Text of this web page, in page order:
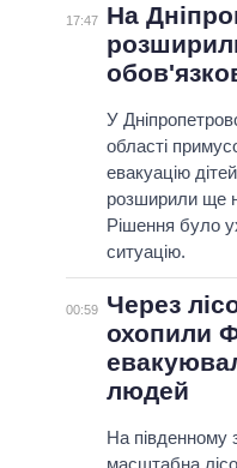
17:47
На
У
області
евакуацію дітей
розширили ще
Рішення було
ситуацію.
00:59
Через
охопили
людей
На південному